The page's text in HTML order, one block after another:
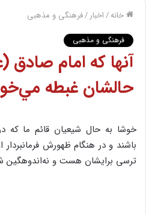
خانه/اخبار /فرهنگی و مذهبی
فرهنگی و مذهبی
آنها كه امام صادق
حالشان غبطه
خوشا به حال شیعیان قائم ما که
باشند و در هنگام ظهورش فرمانبردار
ترسی برایشان هست و نه‌اندوهگین